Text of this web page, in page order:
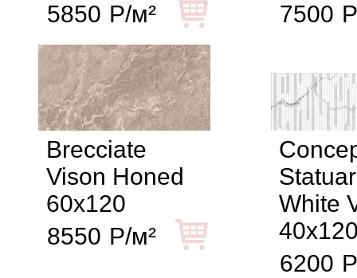
5850 Р/м²
7500
Brecciate
Vison Honed
60x120
8550 Р/м²
White
6200